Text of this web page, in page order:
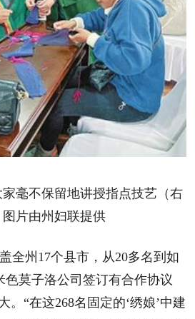
毫不保留地讲授指点技艺（右
片由州妇联提供
全州17个县市，从20多名到如
色莫子洛公司签订有合作协议
。“在这268名固定的‘绣娘’中建